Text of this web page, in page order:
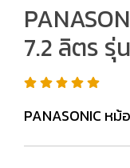
7.2 ลิตร รุ่
PANASONIC ห